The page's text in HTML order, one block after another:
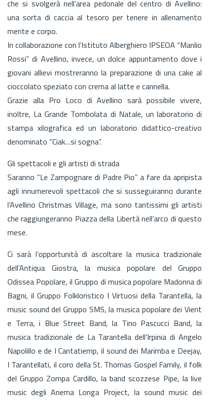
che si svolgerà nell’area pedonale del centro di Avellino:
una sorta di caccia al tesoro per tenere in allenamento
mente e corpo.
In collaborazione con l’Istituto Alberghiero IPSEOA “Manlio
Rossi” di Avellino, invece, un dolce appuntamento dove i
giovani allievi mostreranno la preparazione di una cake al
cioccolato speziato con crema al latte e cannella.
Grazie alla Pro Loco di Avellino sarà possibile vivere,
inoltre, La Grande Tombolata di Natale, un laboratorio di
stampa xilografica ed un laboratorio didattico-creativo
denominato “Ciak…si sogna”.
Gli spettacoli e gli artisti di strada
Saranno “Le Zampognare di Padre Pio” a fare da apripista
agli innumerevoli spettacoli che si susseguiranno durante
l’Avellino Christmas Village, ma sono tantissimi gli artisti
che raggiungeranno Piazza della Libertà nell’arco di questo
mese.
Ci sarà l’opportunità di ascoltare la musica tradizionale
dell’Antiqua Giostra, la musica popolare del Gruppo
Odissea Popolare, il Gruppo di musica popolare Madonna di
Bagni, il Gruppo Folkloristico I Virtuosi della Tarantella, la
music sound del Gruppo SMS, la musica popolare dei Vient
e Terra, i Blue Street Band, la Tino Pascucci Band, la
musica tradizionale de La Tarantella dell’Irpinia di Angelo
Napolillo e de I Cantatiemp, il sound dei Marimba e Deejay,
I Tarantellati, il coro della St. Thomas Gospel Family, il folk
del Gruppo Zompa Cardillo, la band scozzese Pipe, la live
music degli Anema Longa Project, la sound music dei